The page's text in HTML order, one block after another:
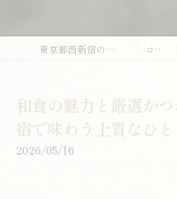
東京都西新宿の和食なら天ぷら 天秀 コラム
和食の魅力と厳選か
宿で味わう上質なひと
2026/05/16